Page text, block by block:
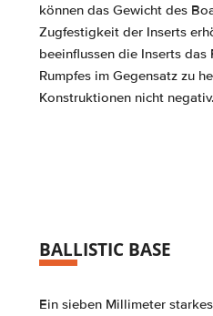
können das Gewicht des
Zugfestigkeit der Inserts
beeinflussen die Inserts das
Rumpfes im Gegensatz zu
Konstruktionen nicht negativ.
BALLISTIC BASE
Ein sieben Millimeter